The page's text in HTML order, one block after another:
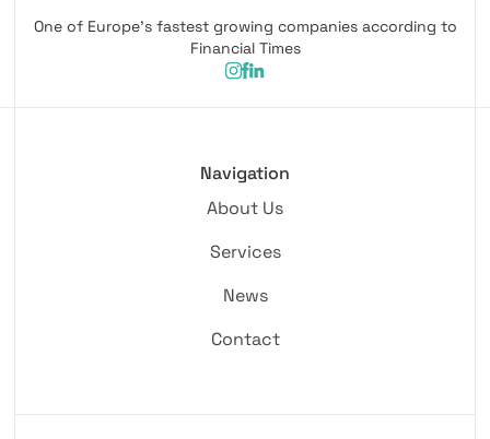
One of Europe's fastest growing companies according to
Financial Times
Navigation
About Us
Services
News
Contact